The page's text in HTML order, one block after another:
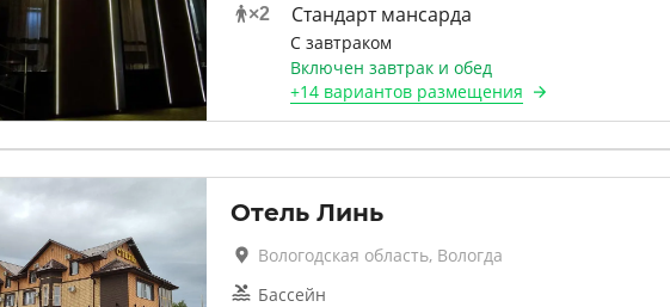
×2 Стандарт мансарда
С завтраком
Включен завтрак и обед
+14 вариантовразмещения
Отель Линь
Вологодская область, Вологда
Бассейн